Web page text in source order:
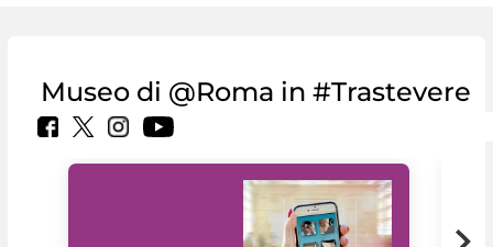
Museo di @Roma in #Trastevere